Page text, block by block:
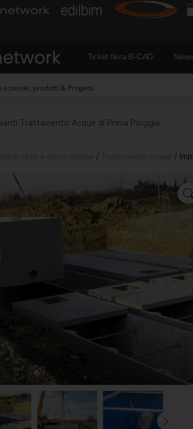
Ticket fiera B-CAD News
Trattamento Acque di Prima Pioggia
/ /